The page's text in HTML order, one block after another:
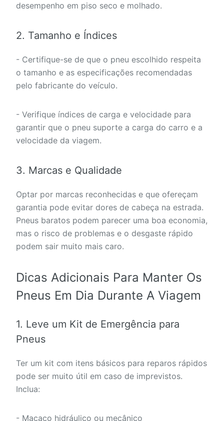
desempenho em piso seco e molhado.
2. Tamanho e Índices
- Certifique-se de que o pneu escolhido respeita
o tamanho e as especificações recomendadas
pelo fabricante do veículo.
- Verifique índices de carga e velocidade para
garantir que o pneu suporte a carga do carro e a
velocidade da viagem.
3. Marcas e Qualidade
Optar por marcas reconhecidas e que ofereçam
garantia pode evitar dores de cabeça na estrada.
Pneus baratos podem parecer uma boa economia,
mas o risco de problemas e o desgaste rápido
podem sair muito mais caro.
Dicas Adicionais Para Manter Os
Pneus Em Dia Durante A Viagem
1. Leve um Kit de Emergência para
Pneus
Ter um kit com itens básicos para reparos rápidos
pode ser muito útil em caso de imprevistos.
Inclua:
- Macaco hidráulico ou mecânico